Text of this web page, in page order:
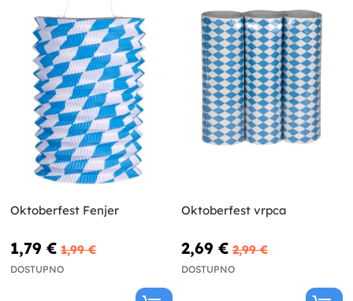
Oktoberfest Fenjer
1,79 € 1,99 €
DOSTUPNO
Oktoberfest vrpca
2,69 € 2,99 €
DOSTUPNO